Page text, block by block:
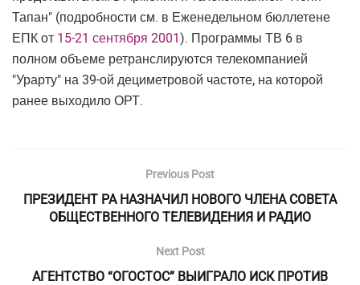
Тапан" (подробности см. в Еженедельном бюллетене
ЕПК от 15-21 сентября 2001). Программы ТВ 6 в
полном объеме ретранслируются телекомпанией
"Урарту" на 39-ой дециметровой частоте, на которой
ранее выходило ОРТ.
Previous Post
ПРЕЗИДЕНТ РА НАЗНАЧИЛ НОВОГО ЧЛЕНА СОВЕТА
ОБЩЕСТВЕННОГО ТЕЛЕВИДЕНИЯ И РАДИО
Next Post
АГЕНТСТВО “ОГОСТОС” ВЫИГРАЛО ИСК ПРОТИВ